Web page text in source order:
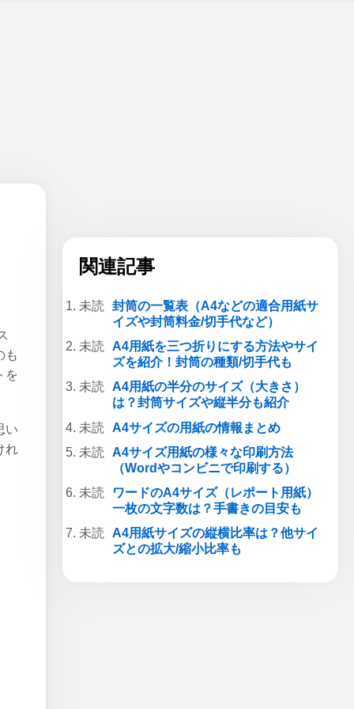
も
を
い
れ
関連記事
封筒の一覧表（A4などの適合用紙サ
イズや封筒料金/切手代など）
A4用紙を三つ折りにする方法やサイ
ズを紹介！封筒の種類/切手代も
A4用紙の半分のサイズ（大きさ）
は？封筒サイズや縦半分も紹介
A4サイズの用紙の情報まとめ
A4サイズ用紙の様々な印刷方法
（Wordやコンビニで印刷する）
ワードのA4サイズ（レポート用紙）
一枚の文字数は？手書きの目安も
A4用紙サイズの縦横比率は？他サイ
ズとの拡大/縮小比率も